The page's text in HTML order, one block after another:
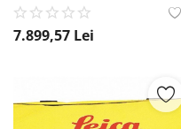
7.899,57 Lei